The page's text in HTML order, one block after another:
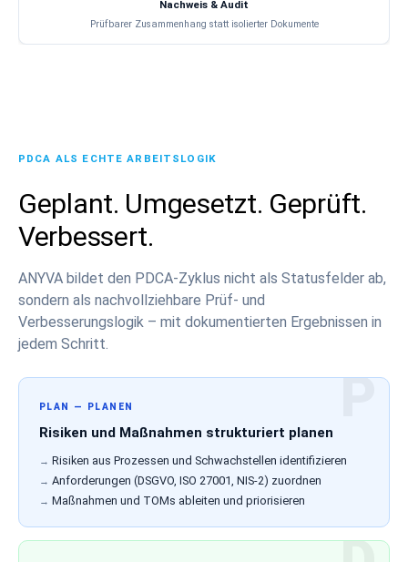
Nachweis & Audit
Prüfbarer Zusammenhang statt isolierter Dokumente
PDCA ALS ECHTE ARBEITSLOGIK
Geplant. Umgesetzt. Geprüft.
Verbessert.
ANYVA bildet den PDCA-Zyklus nicht als Statusfelder ab,
sondern als nachvollziehbare Prüf- und
Verbesserungslogik – mit dokumentierten Ergebnissen in
jedem Schritt.
PLAN — PLANEN
Risiken und Maßnahmen strukturiert planen
Risiken aus Prozessen und Schwachstellen identifizieren
Anforderungen (DSGVO, ISO 27001, NIS-2) zuordnen
Maßnahmen und TOMs ableiten und priorisieren